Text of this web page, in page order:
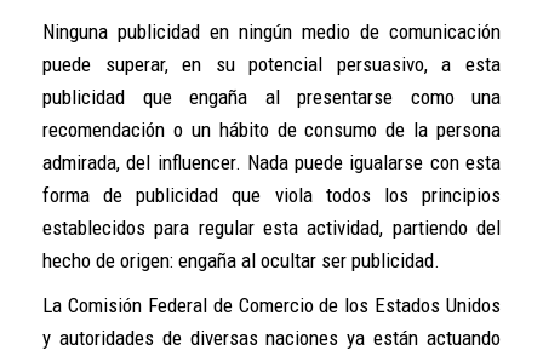
Ninguna publicidad en ningún medio de comunicación
puede superar, en su potencial persuasivo, a esta
publicidad que engaña al presentarse como una
recomendación o un hábito de consumo de la persona
admirada, del influencer. Nada puede igualarse con esta
forma de publicidad que viola todos los principios
establecidos para regular esta actividad, partiendo del
hecho de origen: engaña al ocultar ser publicidad.
La Comisión Federal de Comercio de los Estados Unidos
y autoridades de diversas naciones ya están actuando